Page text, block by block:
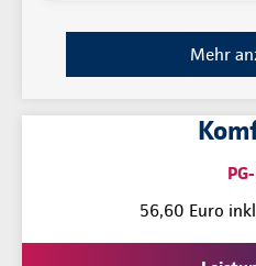
Mehr
56,60 Euro